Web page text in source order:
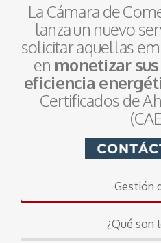
La Cámara de
lanza un nuevo
solicitar aquellas
en monetizar
eficiencia
Certificados de
Gestión
¿Qué son